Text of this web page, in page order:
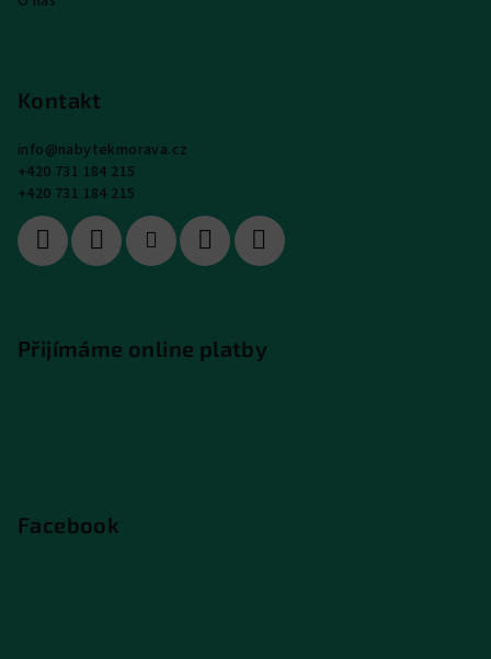
Kontakt
info@nabytekmorava.cz
+420 731 184 215
+420 731 184 215
Přijímáme online platby
Facebook